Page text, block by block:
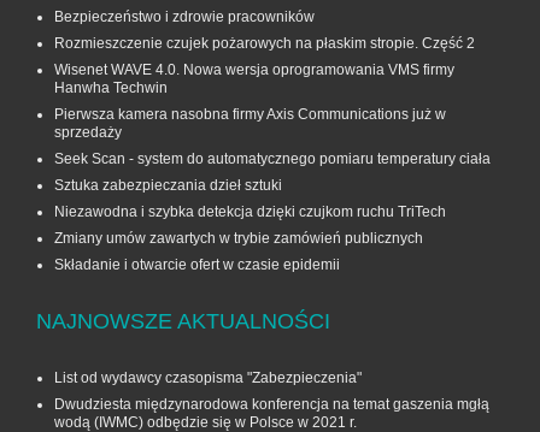
Bezpieczeństwo i zdrowie pracowników
Rozmieszczenie czujek pożarowych na płaskim stropie. Część 2
Wisenet WAVE 4.0. Nowa wersja oprogramowania VMS firmy
Hanwha Techwin
Pierwsza kamera nasobna firmy Axis Communications już w
sprzedaży
Seek Scan - system do automatycznego pomiaru temperatury ciała
Sztuka zabezpieczania dzieł sztuki
Niezawodna i szybka detekcja dzięki czujkom ruchu TriTech
Zmiany umów zawartych w trybie zamówień publicznych
Składanie i otwarcie ofert w czasie epidemii
NAJNOWSZE AKTUALNOŚCI
List od wydawcy czasopisma "Zabezpieczenia"
Dwudziesta międzynarodowa konferencja na temat gaszenia mgłą
wodą (IWMC) odbędzie się w Polsce w 2021 r.